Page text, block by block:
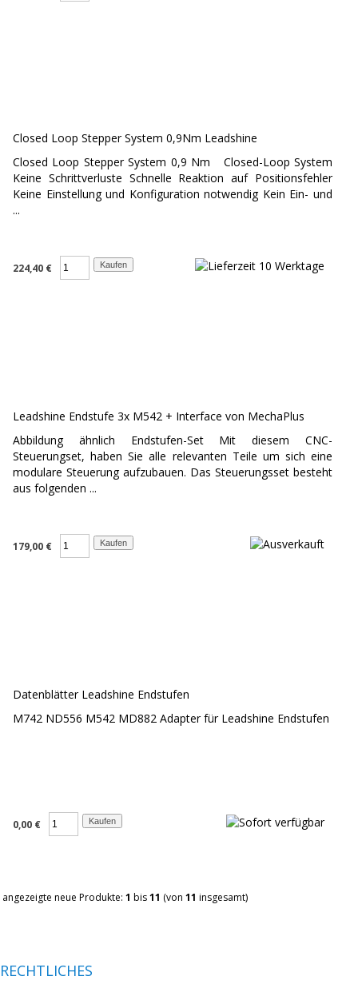
Closed Loop Stepper System 0,9Nm Leadshine
Closed Loop Stepper System 0,9 Nm Closed-Loop System
Keine Schrittverluste Schnelle Reaktion auf Positionsfehler
Keine Einstellung und Konfiguration notwendig Kein Ein- und
...
224,40 €
Leadshine Endstufe 3x M542 + Interface von MechaPlus
Abbildung ähnlich Endstufen-Set Mit diesem CNC-
Steuerungset, haben Sie alle relevanten Teile um sich eine
modulare Steuerung aufzubauen. Das Steuerungsset besteht
aus folgenden ...
179,00 €
Datenblätter Leadshine Endstufen
M742 ND556 M542 MD882 Adapter für Leadshine Endstufen
0,00 €
angezeigte neue Produkte: 1 bis11 (von 11 insgesamt)
RECHTLICHES